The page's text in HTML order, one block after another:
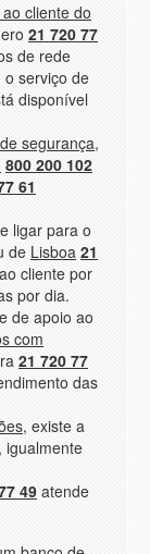
cliente do
21 720 77
de rede
serviço de
disponível
segurança,
800 200 102
61
ligar para o
de Lisboa 21
cliente por
por dia.
de apoio ao
com
21 720 77
das
, existe a
, igualmente
49atende